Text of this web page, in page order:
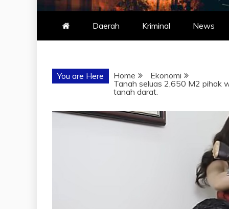
Daerah Kriminal News
You are Here Home
Ekonomi
Tanah seluas 2,650 M2 pihak
tanah darat.